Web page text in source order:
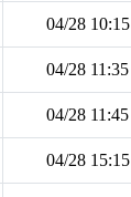
04/28 10:15
04/28 11:35
04/28 11:45
04/28 15:15